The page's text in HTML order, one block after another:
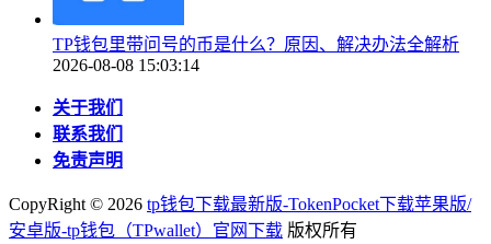
TP钱包里带问号的币是什么？原因、解决办法全解析
2026-08-08 15:03:14
关于我们
联系我们
免责声明
CopyRight © 2026 tp钱包下载最新版-TokenPocket下载苹果版/
安卓版-tp钱包（TPwallet）官网下载 版权所有